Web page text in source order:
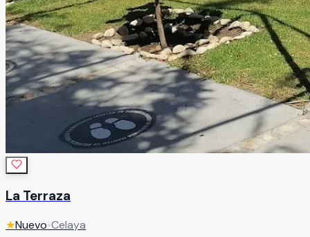
La Terraza
★Nuevo•Celaya